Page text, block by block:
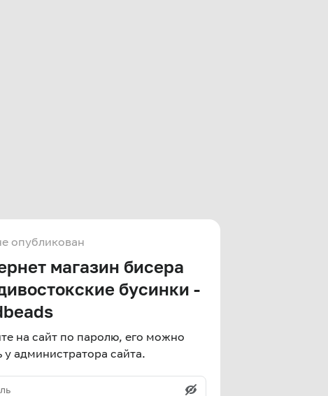
опубликован
магазин бисера
бусинки -
на сайт по паролю, его можно
у администратора сайта.